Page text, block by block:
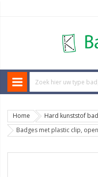
Home Hard kunststof
Badges met plastic clip,